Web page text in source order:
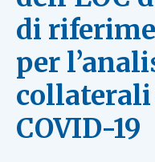
di
per
COVID-19